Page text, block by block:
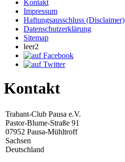
Kontakt
Impressum
Haftungsausschluss (Disclaimer)
Datenschutzerklärung
Sitemap
leer2
Kontakt
Trabant-Club Pausa e.V.
Pastor-Blume-Straße 91
07952 Pausa-Mühltroff
Sachsen
Deutschland